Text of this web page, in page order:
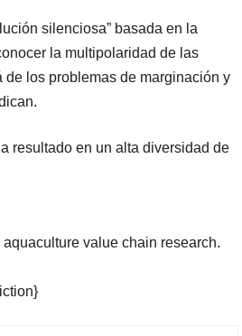
silenciosa” basada en la
la multipolaridad de las
los problemas de marginación y
resultado en un alta diversidad de
value chain research.